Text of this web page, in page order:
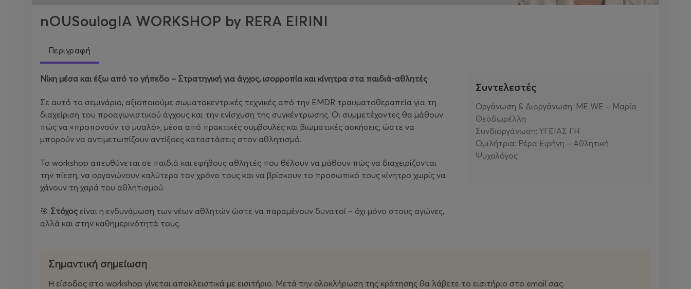
nOUSoulogIA WORKSHOP by RERA EIRINI
Περιγραφή
Νίκη μέσα και έξω από το γήπεδο – Στρατηγική για άγχος, ισορροπία και κίνητρα στα παιδιά-αθλητές
Σε αυτό το σεμινάριο, αξιοποιούμε σωματοκεντρικές τεχνικές από την EMDR τραυματοθεραπεία για τη
διαχείριση του προαγωνιστικού άγχους και την ενίσχυση της συγκέντρωσης. Οι συμμετέχοντες θα μάθουν
πώς να «προπονούν το μυαλό», μέσα από πρακτικές συμβουλές και βιωματικές ασκήσεις, ώστε να
μπορούν να αντιμετωπίζουν αντίξοες καταστάσεις στον αθλητισμό.
Το workshop απευθύνεται σε παιδιά και εφήβους αθλητές που θέλουν να μάθουν πώς να διαχειρίζονται
την πίεση, να οργανώνουν καλύτερα τον χρόνο τους και να βρίσκουν το προσωπικό τους κίνητρο χωρίς να
χάνουν τη χαρά του αθλητισμού.
🎯 Στόχος είναι η ενδυνάμωση των νέων αθλητών ώστε να παραμένουν δυνατοί – όχι μόνο στους αγώνες,
αλλά και στην καθημερινότητά τους.
Συντελεστές
Οργάνωση & Διοργάνωση: ME WE – Μαρία
Θεοδωρέλλη
Συνδιοργάνωση: ΥΓΕΙΑΣ ΓΗ
Ομιλήτρια: Ρέρα Ειρήνη – Αθλητική
Ψυχολόγος
Σημαντική σημείωση
Η είσοδος στο workshop γίνεται αποκλειστικά με εισιτήριο. Μετά την ολοκλήρωση της κράτησης θα λάβετε το εισιτήριο στο email σας.